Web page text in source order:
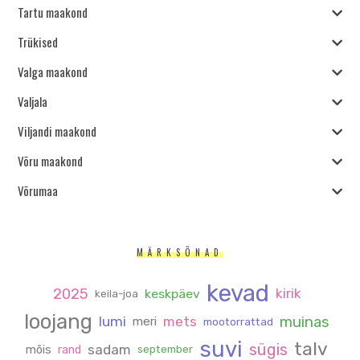
Tartu maakond
Trükised
Valga maakond
Valjala
Viljandi maakond
Võru maakond
Võrumaa
MÄRKSÕNAD
2025 keila-joa keskpäev kevad kirik
loojang lumi meri mets mootorrattad muinas
mõis rand sadam september suvi sügis talv